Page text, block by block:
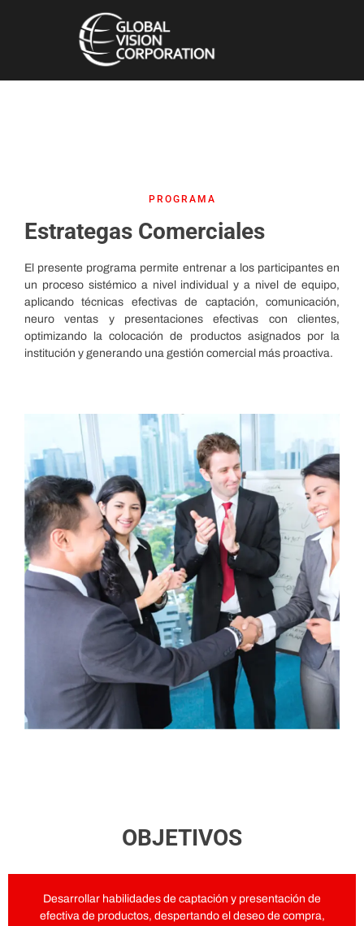
PROGRAMA
Estrategas Comerciales
El presente programa permite entrenar a los participantes en
un proceso sistémico a nivel individual y a nivel de equipo,
aplicando técnicas efectivas de captación, comunicación,
neuro ventas y presentaciones efectivas con clientes,
optimizando la colocación de productos asignados por la
institución y generando una gestión comercial más proactiva.
OBJETIVOS
Desarrollar habilidades de captación y presentación de
efectiva de productos, despertando el deseo de compra,